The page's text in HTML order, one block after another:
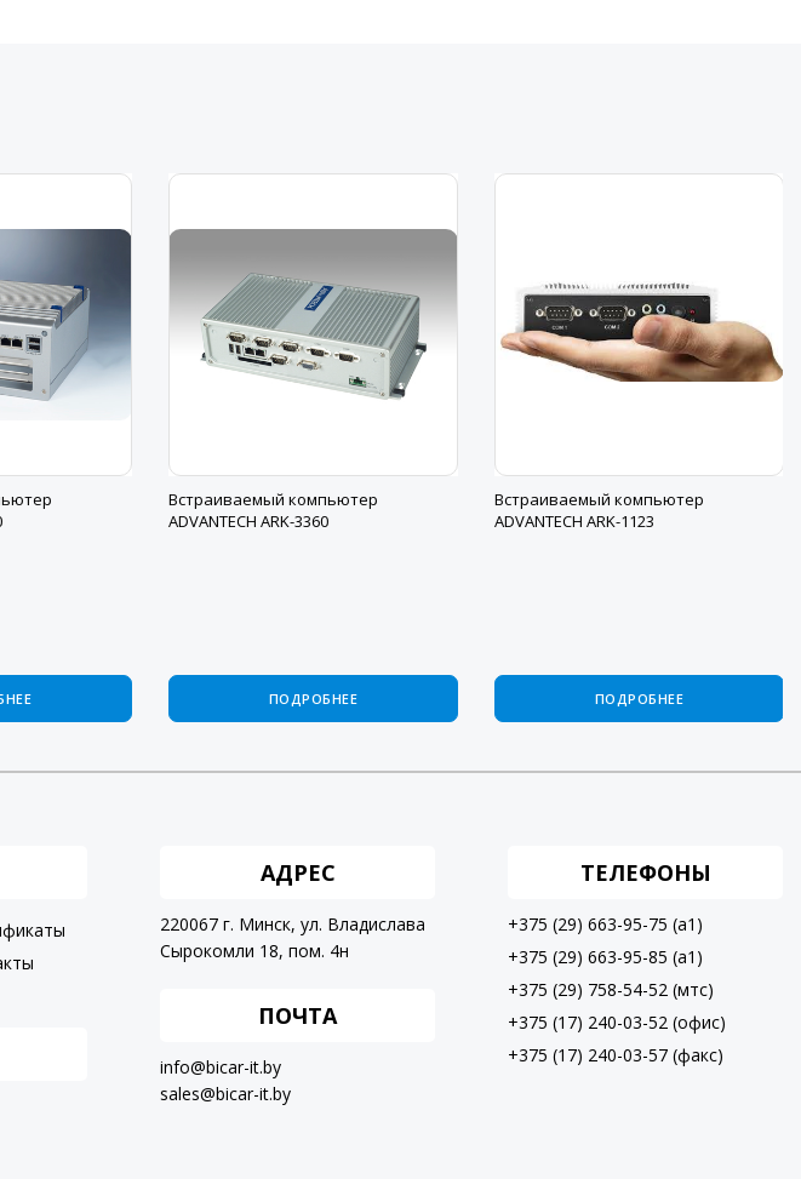
Встраиваемый компьютер
ADVANTECH ARK-3360
ПОДРОБНЕЕ
Встраиваемый компьютер
ADVANTECH ARK-1123
ПОДРОБНЕЕ
АДРЕС
220067 г. Минск, ул. Владислава
Сырокомли 18, пом. 4н
ПОЧТА
info@bicar-it.by
sales@bicar-it.by
ТЕЛЕФОНЫ
+375 (29) 663-95-75 (a1)
+375 (29) 663-95-85 (a1)
+375 (29) 758-54-52 (мтс)
+375 (17) 240-03-52 (офис)
+375 (17) 240-03-57 (факс)